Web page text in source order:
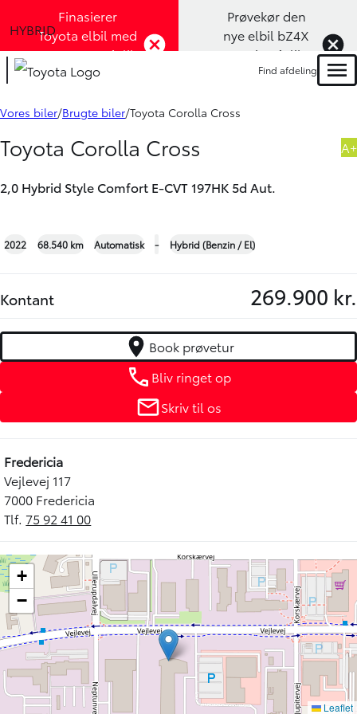
Finasierer
Toyota elbil med
1,99% rente (Klik
her)
Prøvekør den
nye elbil bZ4X
Touring (Klik
her)
Find afdeling
Book prøvetur
Vores biler Brugte biler Toyota Corolla Cross
Toyota Corolla Cross
2,0 Hybrid Style Comfort E-CVT 197HK 5d Aut.
A+
HYBRID
2022 68.540 km Automatisk - Hybrid (Benzin / El)
Kontant 269.900 kr.
Book prøvetur
Bliv ringet op
Skriv til os
Fredericia
Vejlevej 117
7000 Fredericia
Tlf. 75 92 41 00